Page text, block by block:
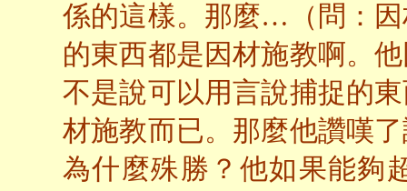
係的這樣。那麼…（問：
的東西都是因材施教啊。
不是說可以用言說捕捉的
材施教而已。那麼他讚嘆
為什麼殊勝？他如果能夠